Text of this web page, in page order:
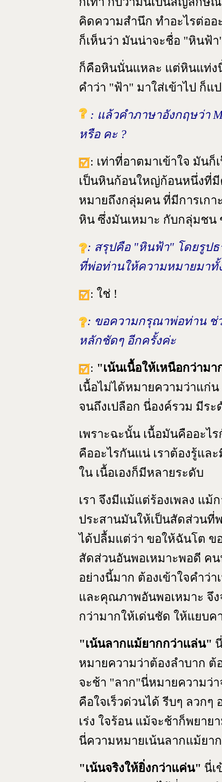
คิดความสำนึก ทำอะไรต่อ
ก็เห็นว่า มันน่าจะชื่อ "หินฟ้า
ก็คือหินนั่นแหละ แต่หินแท่ง
คำว่า "ฟ้า" มาใส่เข้าไป ก็
: แล้วคำภาษาอังกฤษว่า
หรือ คะ ?
: เท่าที่อาตมาเข้าใจ มัน
เป็นหินก้อนใหญ่ก้อนหนึ่งที่มี
หมายถึงกลุ่มคน ที่มีการเก
หิน ซึ่งมันเหมาะ กับกลุ่มชน
: สรุปคือ "หินฟ้า" โดยรูป
ที่พ่อท่านให้ความหมายมาทั้
: ใช่ !
: ขอความกรุณาพ่อท่าน ช่
หลักชัดๆ อีกครั้งค่ะ
: "เน้นเนื้อให้เหนือกว่ามา
เนื้อไม่ได้หมายความว่าแก่
จนถึงเปลือก นี่องค์รวม มีร
เพราะฉะนั้น เนื้อมันคืออะไ
คืออะไรกันแน่ เราต้องรู้แล
ใน เนื้อเองก็มีหลายระดับ
เรา จึงมีแม้แต่ร้องเพลง แม้
ประสานมันให้เป็นสัดส่วนที่
ได้ปลื้มแต่ว่า ขอให้ฉันโต ข
สัดส่วนอันพอเหมาะพอดี ค
อย่างนี้มาก ต้องเข้าใจคำว่
และคุณภาพอันพอเหมาะ จึง
กว่ามากให้เด่นชัด ให้แยบค
"เน้นลากแม้ยากกว่าแล่น"
หมายความว่าต้องลำบาก
จะช้า "ลาก"นี่หมายความว่
คือใจเร็วด่วนได้ รีบๆ ลวกๆ
เร่ง ใจร้อน แม้จะช้าก็พยา
นี่ความหมายเน้นลากแม้ยา
"เน้นจริงให้ยิ่งกว่าแค่น" นี่เ